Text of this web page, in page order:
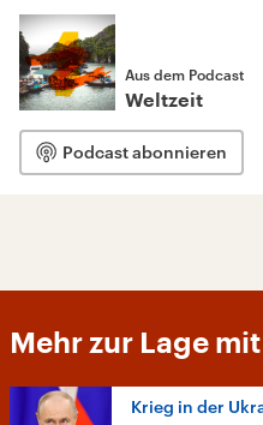
Aus dem Podcast
Weltzeit
Podcast abonnieren
Mehr zur Lage
Krieg in der